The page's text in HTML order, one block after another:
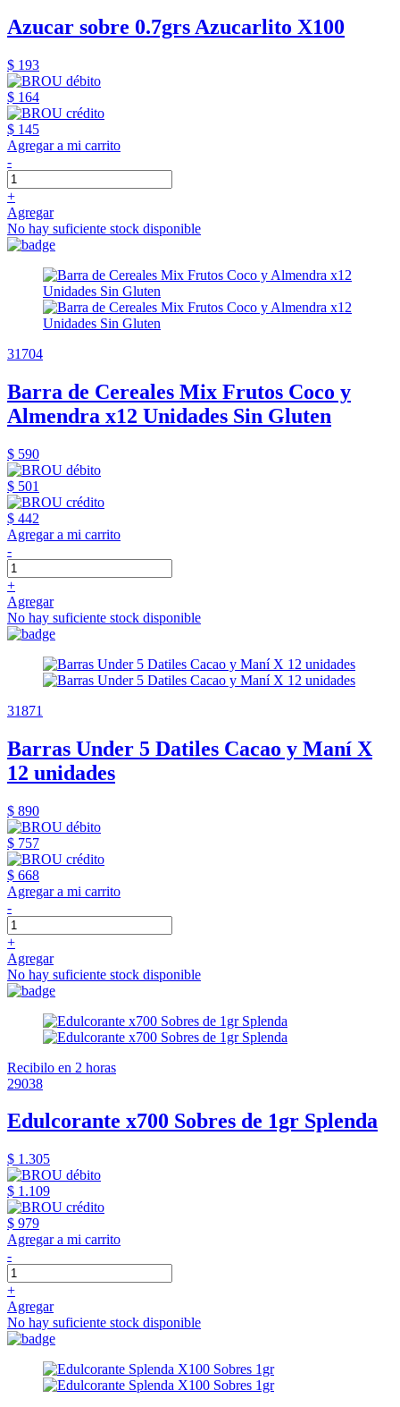
Azucar sobre 0.7grs Azucarlito X100
$ 193
$ 164
$ 145
Agregar a mi carrito
-
+
Agregar
No hay suficiente stock disponible
31704
Barra de Cereales Mix Frutos Coco y
Almendra x12 Unidades Sin Gluten
$ 590
$ 501
$ 442
Agregar a mi carrito
-
+
Agregar
No hay suficiente stock disponible
31871
Barras Under 5 Datiles Cacao y Maní X
12 unidades
$ 890
$ 757
$ 668
Agregar a mi carrito
-
+
Agregar
No hay suficiente stock disponible
Recibilo en 2 horas
29038
Edulcorante x700 Sobres de 1gr Splenda
$ 1.305
$ 1.109
$ 979
Agregar a mi carrito
-
+
Agregar
No hay suficiente stock disponible